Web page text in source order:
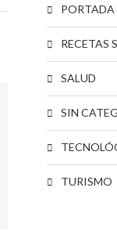
PORTADA
RECETAS
SALUD
SIN
TURISMO